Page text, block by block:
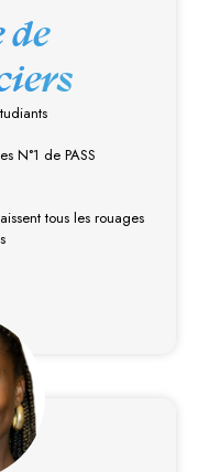
de
N°1 de PASS
tous les rouages